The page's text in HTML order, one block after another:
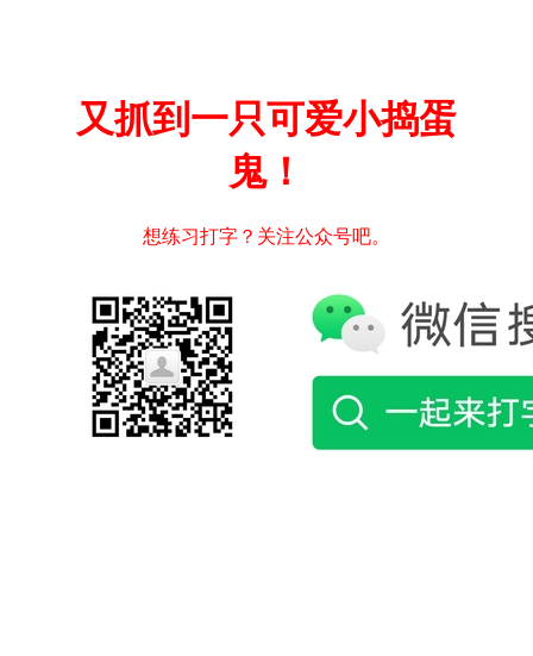
又抓到一只可爱小捣蛋
鬼！
想练习打字？关注公众号吧。